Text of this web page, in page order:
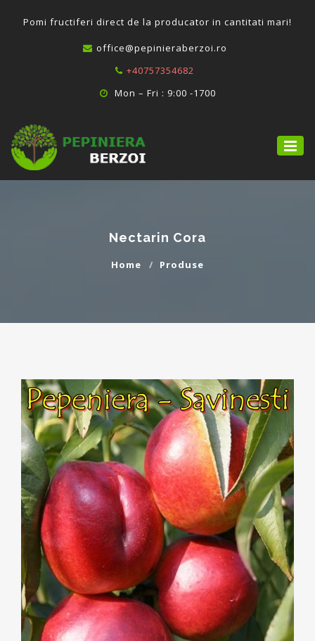
Pomi fructiferi direct de la producator in cantitati mari!
office@pepinieraberzoi.ro
+40757354682
Mon – Fri : 9:00 -1700
Nectarin Cora
Home Produse